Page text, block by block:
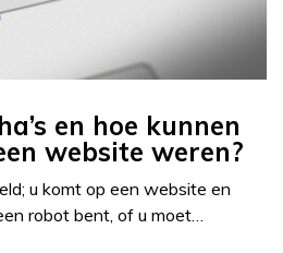
en hoe kunnen
website weren?
u komt op een website en
robot bent, of u moet…